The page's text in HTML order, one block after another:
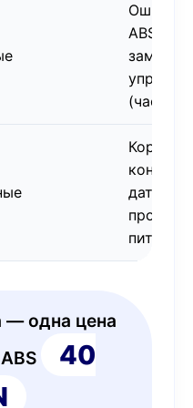
Ошибка
ABS/
замена
(часто)
датчика,
— одна цена
40